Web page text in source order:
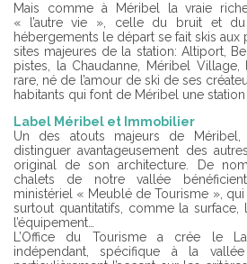
Mais comme à Méribel la vraie
« l’autre vie », celle du bruit et
hébergements le départ se fait skis aux
sites majeures de la station: Altiport,
pistes, la Chaudanne, Méribel
rare, né de l’amour de ski de ses
habitants qui font de Méribel une station
Label Méribel et Immobilier
Un des atouts majeurs de
distinguer avantageusement des
original de son architecture. De
chalets de notre vallée
ministériel « Meublé de Tourisme », qui
surtout quantitatifs, comme la surface,
l’équipement…
L’Office du Tourisme a crée le
indépendant, spécifique à la